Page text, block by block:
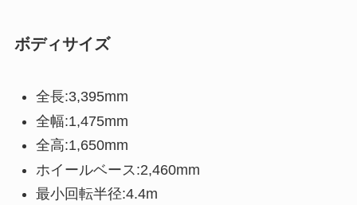
ボディサイズ
全長:3,395mm
全幅:1,475mm
全高:1,650mm
ホイールベース:2,460mm
最小回転半径:4.4m